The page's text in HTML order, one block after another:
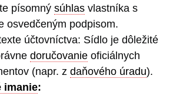
písomný súhlas vlastníka s
osvedčeným podpisom.
účtovníctva: Sídlo je dôležité
doručovanie oficiálnych
(napr. z daňového úradu).
imanie: